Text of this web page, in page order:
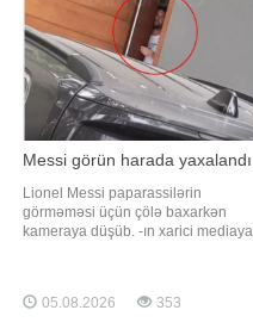
Messi görün harada yaxalandı
Lionel Messi paparassilərin
görməməsi üçün çölə baxarkən
kameraya düşüb. -ın xarici mediaya
anda yaxalanıb və bu, maraqlı
05.08.2026 353